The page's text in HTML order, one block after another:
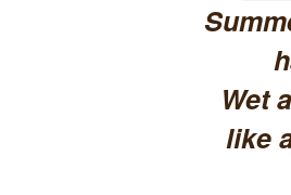
Wet
like